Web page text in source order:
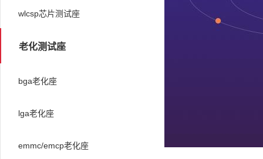
wlcsp芯片测试座
老化测试座
bga老化座
lga老化座
emmc/emcp老化座